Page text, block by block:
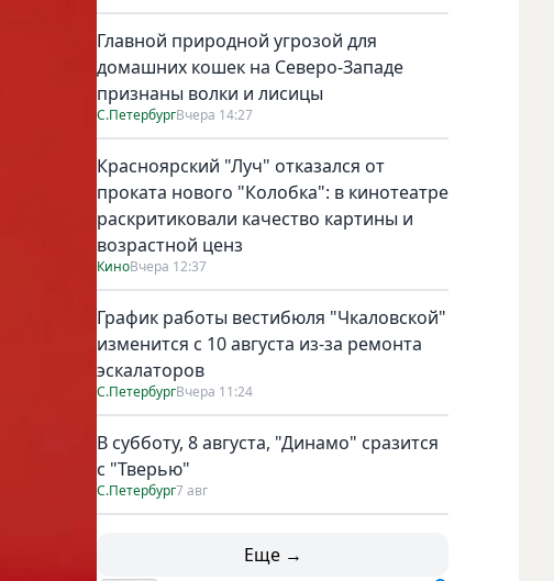
Главной природной угрозой для
домашних кошек на Северо-Западе
признаны волки и лисицы
С.ПетербургВчера 14:27
Красноярский "Луч" отказался от
проката нового "Колобка": в кинотеатре
раскритиковали качество картины и
возрастной ценз
КиноВчера 12:37
График работы вестибюля "Чкаловской"
изменится с 10 августа из-за ремонта
эскалаторов
С.ПетербургВчера 11:24
В субботу, 8 августа, "Динамо" сразится
с "Тверью"
С.Петербург7 авг
Еще →